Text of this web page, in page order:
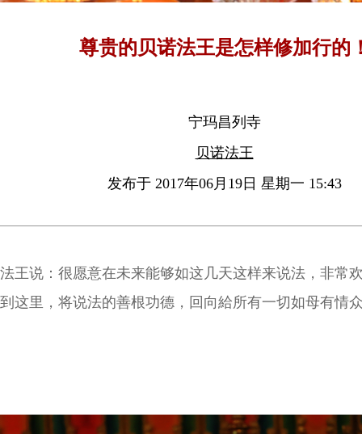
尊贵的贝诺法王是怎样修加行的
宁玛昌列寺
贝诺法王
发布于 2017年06月19日 星期一 15:43
法王说：很愿意在未来能够如这几天这样来说法，非常
到这里，将说法的善根功德，回向給所有一切如母有情